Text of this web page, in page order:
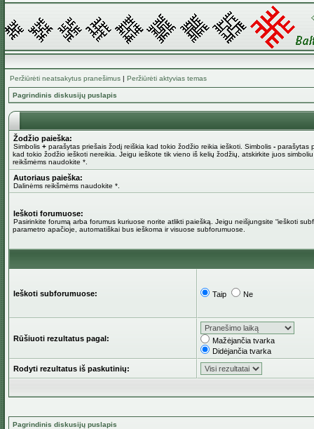
Peržiūrėti neatsakytus pranešimus | Peržiūrėti aktyvias temas
Pagrindinis diskusijų puslapis
Žodžio paieška:
Simbolis + parašytas priešais žodį reiškia kad tokio žodžio reikia ieškoti. Simbolis - parašytas
kad tokio žodžio ieškoti nereikia. Jeigu ieškote tik vieno iš kelių žodžių, atskirkite juos
reikšmėms naudokite *.
Autoriaus paieška:
Dalinėms reikšmėms naudokite *.
Ieškoti forumuose:
Pasirinkite forumą arba forumus kuriuose norite atlikti paiešką. Jeigu neišjungsite “ieškoti
parametro apačioje, automatiškai bus ieškoma ir visuose subforumuose.
Ieškoti subforumuose: Taip Ne
Rūšiuoti rezultatus pagal:
Mažėjančia tvarka
Didėjančia tvarka
Rodyti rezultatus iš paskutinių:
Pagrindinis diskusijų puslapis